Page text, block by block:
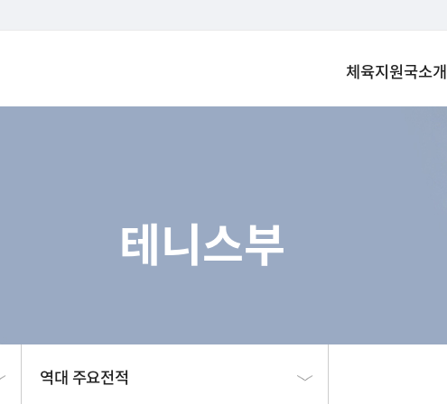
체육지원국소개
테니스부
역대 주요전적